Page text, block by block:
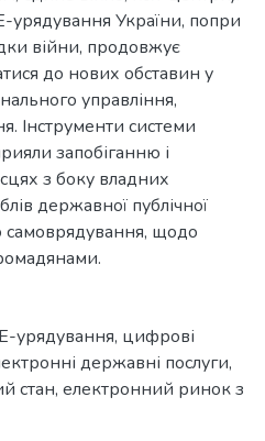
урядування України, попри
війни, продовжує
до нових обставин у
управління,
Інструменти системи
запобіганню і
з боку владних
державної публічної
самоврядування, щодо
Е-урядування, цифрові
державні послуги,
стан, електронний ринок з